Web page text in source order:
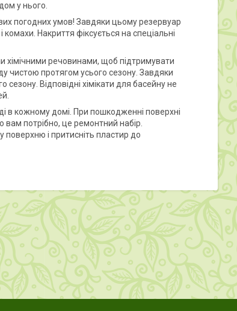
у нього.
погодних умов! Завдяки цьому резервуар
Накриття фіксується на спеціальні
хімічними речовинами, щоб підтримувати
чистою протягом усього сезону. Завдяки
сезону. Відповідні хімікати для басейну не
в кожному домі. При пошкодженні поверхні
вам потрібно, це ремонтний набір.
поверхню і притисніть пластир до